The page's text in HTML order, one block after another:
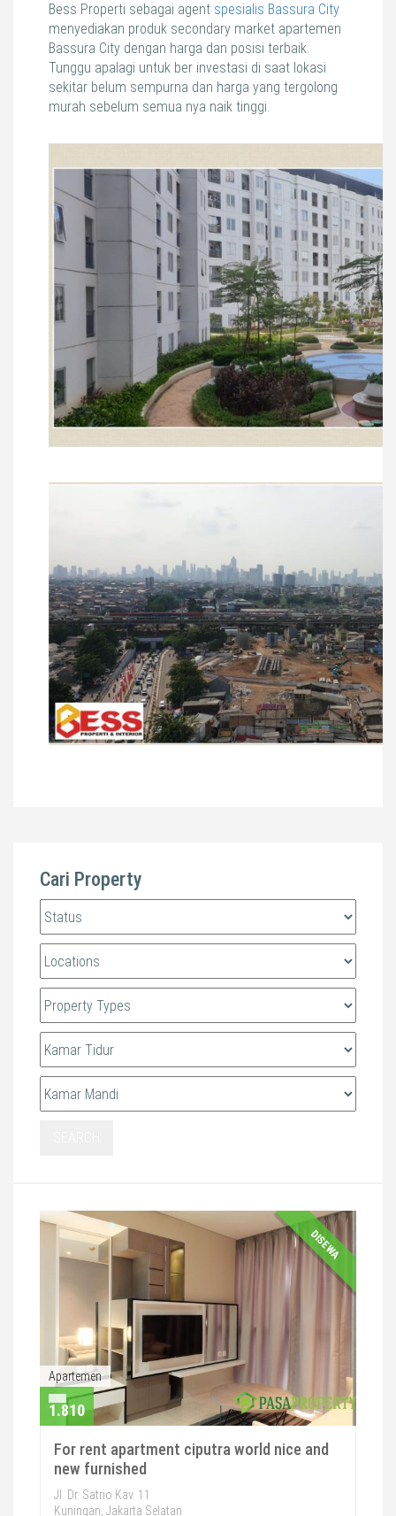
Bess Properti sebagai agent spesialis Bassura City
menyediakan produk secondary market apartemen
Bassura City dengan harga dan posisi terbaik.
Tunggu apalagi untuk ber investasi di saat lokasi
sekitar belum sempurna dan harga yang tergolong
murah sebelum semua nya naik tinggi.
Cari Property
DISEWA
Apartemen
1.810
For rent apartment ciputra world nice and
new furnished
Jl. Dr. Satrio Kav. 11
Kuningan, Jakarta Selatan